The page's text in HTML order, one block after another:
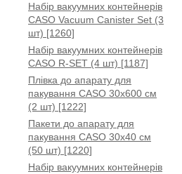
Набір вакуумних контейнерів
CASO Vacuum Canister Set (3
шт) [1260]
Набір вакуумних контейнерів
CASO R-SET (4 шт) [1187]
Плівка до апарату для
пакування CASO 30x600 см
(2 шт) [1222]
Пакети до апарату для
пакування CASO 30x40 см
(50 шт) [1220]
Набір вакуумних контейнерів